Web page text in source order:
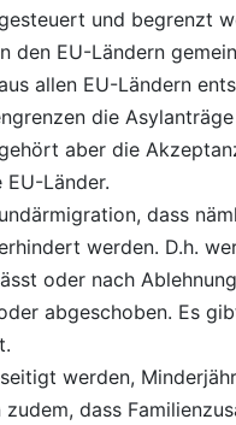
und begrenzt
den EU-Ländern
allen EU-Ländern
die
aber die
Länder.
dass
werden. D.h.
oder nach
abgeschoben. Es
werden,
zudem, dass